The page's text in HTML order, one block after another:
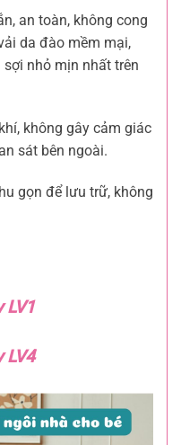
an toàn, không cong
da đào mềm mại,
nhỏ mịn nhất trên
không gây cảm giác
sát bên ngoài.
gọn để lưu trữ, không
LV1
LV4